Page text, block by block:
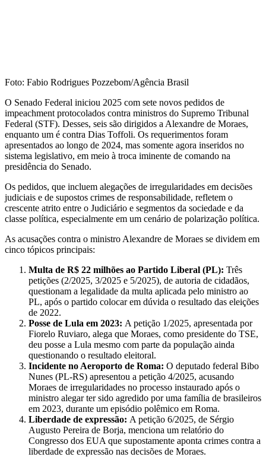
Foto: Fabio Rodrigues Pozzebom/Agência Brasil
O Senado Federal iniciou 2025 com sete novos pedidos de
impeachment protocolados contra ministros do Supremo Tribunal
Federal (STF). Desses, seis são dirigidos a Alexandre de Moraes,
enquanto um é contra Dias Toffoli. Os requerimentos foram
apresentados ao longo de 2024, mas somente agora inseridos no
sistema legislativo, em meio à troca iminente de comando na
presidência do Senado.
Os pedidos, que incluem alegações de irregularidades em decisões
judiciais e de supostos crimes de responsabilidade, refletem o
crescente atrito entre o Judiciário e segmentos da sociedade e da
classe política, especialmente em um cenário de polarização política.
As acusações contra o ministro Alexandre de Moraes se dividem em
cinco tópicos principais:
Multa de R$ 22 milhões ao Partido Liberal (PL): Três
petições (2/2025, 3/2025 e 5/2025), de autoria de cidadãos,
questionam a legalidade da multa aplicada pelo ministro ao
PL, após o partido colocar em dúvida o resultado das eleições
de 2022.
Posse de Lula em 2023: A petição 1/2025, apresentada por
Fiorelo Ruviaro, alega que Moraes, como presidente do TSE,
deu posse a Lula mesmo com parte da população ainda
questionando o resultado eleitoral.
Incidente no Aeroporto de Roma: O deputado federal Bibo
Nunes (PL-RS) apresentou a petição 4/2025, acusando
Moraes de irregularidades no processo instaurado após o
ministro alegar ter sido agredido por uma família de brasileiros
em 2023, durante um episódio polêmico em Roma.
Liberdade de expressão: A petição 6/2025, de Sérgio
Augusto Pereira de Borja, menciona um relatório do
Congresso dos EUA que supostamente aponta crimes contra a
liberdade de expressão nas decisões de Moraes.